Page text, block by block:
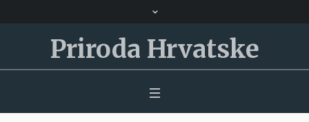
Priroda Hrvatske